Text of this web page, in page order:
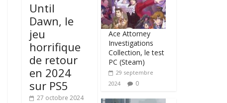
Until
Dawn, le
jeu
horrifique
de retour
en 2024
sur PS5
27 octobre 2024
Ace Attorney
Investigations
Collection, le test
PC (Steam)
29 septembre
2024
0